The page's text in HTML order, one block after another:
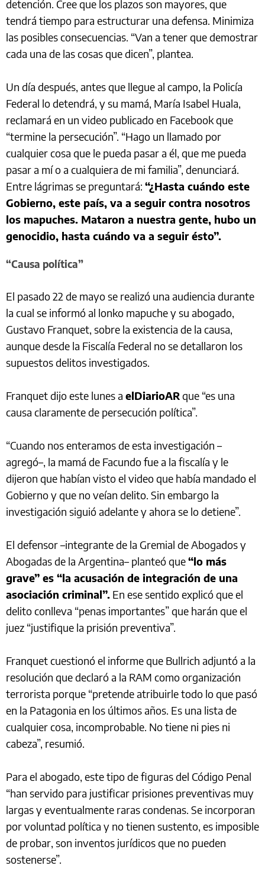
detención. Cree que los plazos son mayores, que
tendrá tiempo para estructurar una defensa. Minimiza
las posibles consecuencias. “Van a tener que demostrar
cada una de las cosas que dicen”, plantea.
Un día después, antes que llegue al campo, la Policía
Federal lo detendrá, y su mamá, María Isabel Huala,
reclamará en un video publicado en Facebook que
“termine la persecución”. “Hago un llamado por
cualquier cosa que le pueda pasar a él, que me pueda
pasar a mí o a cualquiera de mi familia”, denunciará.
Entre lágrimas se preguntará: “¿Hasta cuándo este
Gobierno, este país, va a seguir contra nosotros
los mapuches. Mataron a nuestra gente, hubo un
genocidio, hasta cuándo va a seguir ésto”.
“Causa política”
El pasado 22 de mayo se realizó una audiencia durante
la cual se informó al lonko mapuche y su abogado,
Gustavo Franquet, sobre la existencia de la causa,
aunque desde la Fiscalía Federal no se detallaron los
supuestos delitos investigados.
Franquet dijo este lunes a elDiarioARque “es una
causa claramente de persecución política”.
“Cuando nos enteramos de esta investigación –
agregó–, la mamá de Facundo fue a la fiscalía y le
dijeron que habían visto el video que había mandado el
Gobierno y que no veían delito. Sin embargo la
investigación siguió adelante y ahora se lo detiene”.
El defensor –integrante de la Gremial de Abogados y
Abogadas de la Argentina– planteó que“lo más
grave” es “la acusación de integración de una
asociación criminal”. En ese sentido explicó que el
delito conlleva “penas importantes” que harán que el
juez “justifique la prisión preventiva”.
Franquet cuestionó el informe que Bullrich adjuntó a la
resolución que declaró a la RAM como organización
terrorista porque “pretende atribuirle todo lo que pasó
en la Patagonia en los últimos años. Es una lista de
cualquier cosa, incomprobable. No tiene ni pies ni
cabeza”, resumió.
Para el abogado, este tipo de figuras del Código Penal
“han servido para justificar prisiones preventivas muy
largas y eventualmente raras condenas. Se incorporan
por voluntad política y no tienen sustento, es imposible
de probar, son inventos jurídicos que no pueden
sostenerse”.